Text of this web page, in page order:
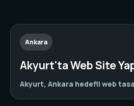
Ankara
Akyurt'ta Web Site
Akyurt, Ankara hedefli web